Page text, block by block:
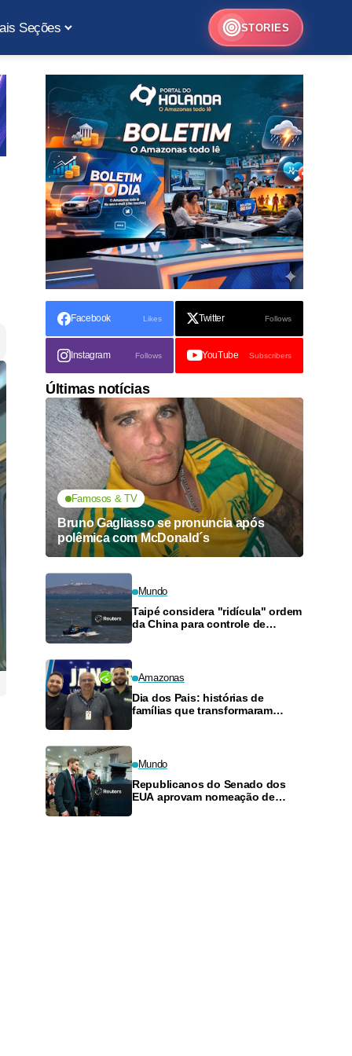
Seções STORIES
Facebook Likes Twitter Follows
Instagram Follows YouTube Subscribers
Últimas notícias
Famosos & TV
Bruno Gagliasso se pronuncia após
polêmica com McDonald´s
Mundo
Taipé considera "ridícula" ordem
da China para controle de
Amazonas
Dia dos Pais: histórias de
famílias que transformaram
Mundo
Republicanos do Senado dos
EUA aprovam nomeação de